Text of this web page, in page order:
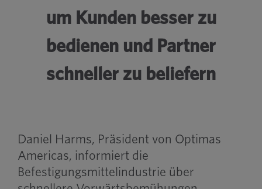
um Kunden besser zu
bedienen und Partner
schneller zu beliefern
Daniel Harms, Präsident von Optimas
Americas, informiert die
Befestigungsmittelindustrie über